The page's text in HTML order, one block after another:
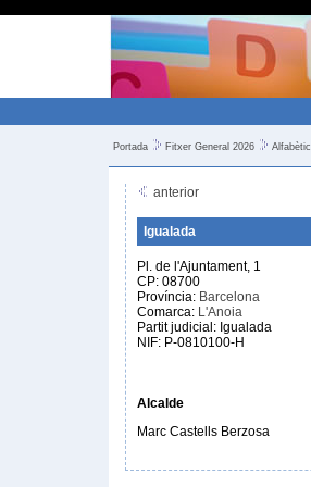
Portada Fitxer General 2026 Alfabètic
anterior
Igualada
Pl. de l'Ajuntament, 1
CP: 08700
Província: Barcelona
Comarca: L'Anoia
Partit judicial: Igualada
NIF: P-0810100-H
Alcalde
Marc Castells Berzosa